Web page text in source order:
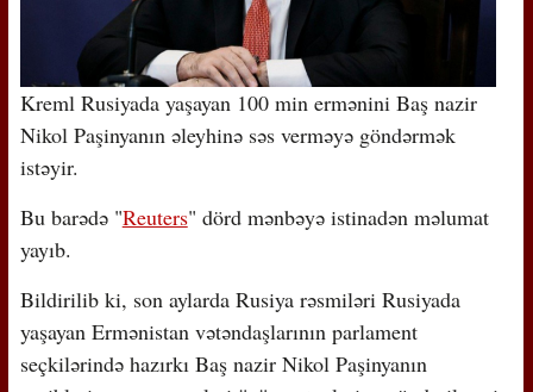
Kreml Rusiyada yaşayan 100 min ermənini Baş nazir
Nikol Paşinyanın əleyhinə səs verməyə göndərmək
istəyir.
Bu barədə "Reuters" dörd mənbəyə istinadən məlumat
yayıb.
Bildirilib ki, son aylarda Rusiya rəsmiləri Rusiyada
yaşayan Ermənistan vətəndaşlarının parlament
seçkilərində hazırkı Baş nazir Nikol Paşinyanın